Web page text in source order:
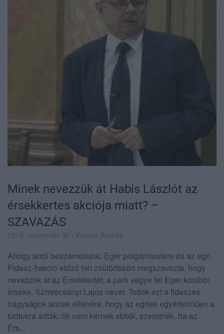
Minek nevezzük át Habis Lászlót az
érsekkertes akciója miatt? –
SZAVAZÁS
2019. november 30 | Kondor András
Ahogy arról beszámoltunk: Eger polgármestere és az egri
Fidesz-frakció előző hét csütörtökön megszavazta, hogy
nevezzék át az Érsekkertet, a park vegye fel Eger korábbi
érseke, Szmrecsányi Lajos nevét. Tették ezt a fideszes
nagyságok annak ellenére, hogy az egriek egyértelműen a
tudtukra adták: ők nem kérnek ebből, szeretnék, ha az
Érs...